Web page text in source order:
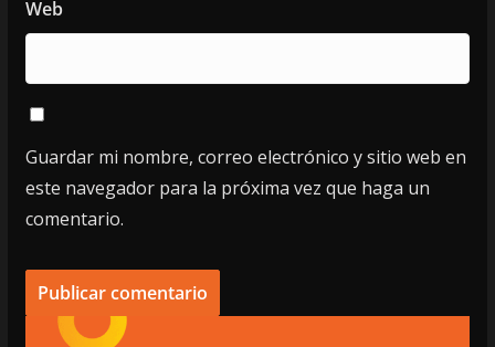
Web
Guardar mi nombre, correo electrónico y sitio web en
este navegador para la próxima vez que haga un
comentario.